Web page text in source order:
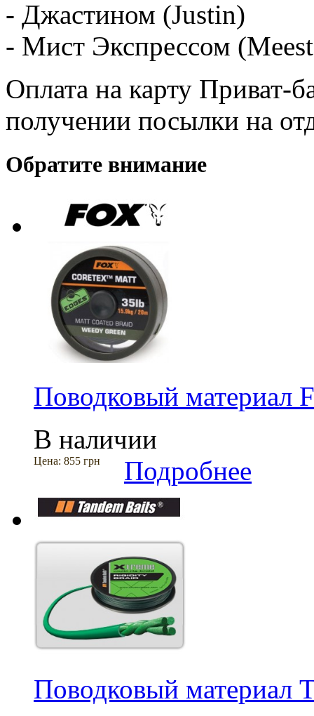
- Джастином (Justin)
- Мист Экспрессом
Оплата на карту Приват-
получении посылки на
Обратите внимание
Поводковый материал
В наличии
Цена: 855 грн Подробнее
Поводковый материал